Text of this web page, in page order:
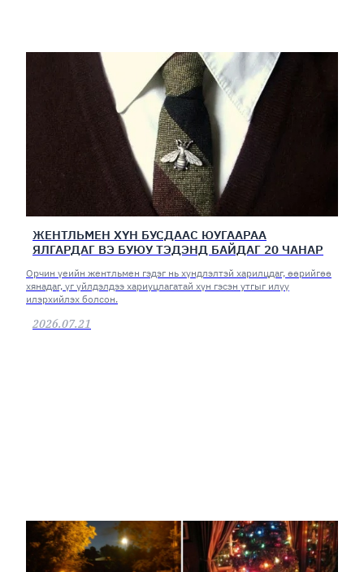
ЖЕНТЛЬМЕН ХҮН БУСДААС ЮУГААРАА
ЯЛГАРДАГ ВЭ БУЮУ ТЭДЭНД БАЙДАГ 20 ЧАНАР
Орчин үеийн жентльмен гэдэг нь хүндлэлтэй харилцдаг, өөрийгөө
хянадаг, үг үйлдэлдээ хариуцлагатай хүн гэсэн утгыг илүү
илэрхийлэх болсон.
2026.07.21